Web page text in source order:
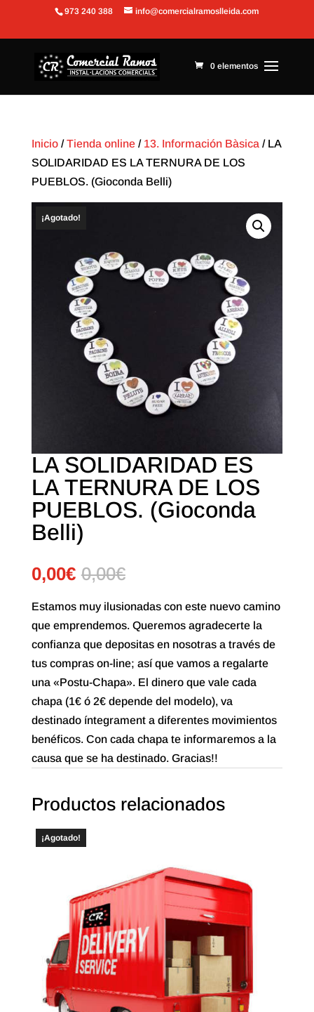
Abrir barra de herramientas
973 240 388 info@comercialramoslleida.com
0 elementos
Inicio/Tienda online/ 13. Información Bàsica / LA
SOLIDARIDAD ES LA TERNURA DE LOS
PUEBLOS. (Gioconda Belli)
¡Agotado!
LA SOLIDARIDAD ES
LA TERNURA DE LOS
PUEBLOS. (Gioconda
Belli)
0,00€ 0,00€
Estamos muy ilusionadas con este nuevo camino
que emprendemos. Queremos agradecerte la
confianza que depositas en nosotras a través de
tus compras on-line; así que vamos a regalarte
una «Postu-Chapa». El dinero que vale cada
chapa (1€ ó 2€ depende del modelo), va
destinado íntegrament a diferentes movimientos
benéficos. Con cada chapa te informaremos a la
causa que se ha destinado. Gracias!!
Productos relacionados
¡Agotado!